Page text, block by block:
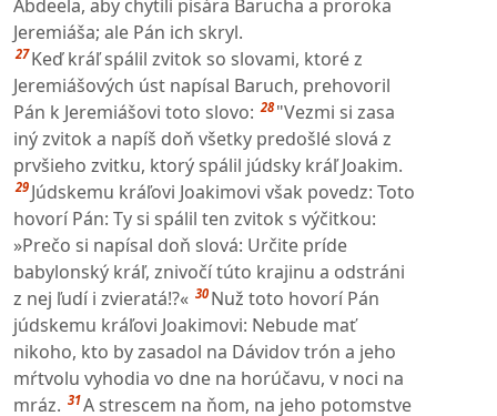
Abdeela, aby chytili pisára Barucha a proroka
Jeremiáša; ale Pán ich skryl.
27 Keď kráľ spálil zvitok so slovami, ktoré z
Jeremiášových úst napísal Baruch, prehovoril
Pán k Jeremiášovi toto slovo: 28 "Vezmi si zasa
iný zvitok a napíš doň všetky predošlé slová z
prvšieho zvitku, ktorý spálil júdsky kráľ Joakim.
29 Júdskemu kráľovi Joakimovi však povedz: Toto
hovorí Pán: Ty si spálil ten zvitok s výčitkou:
»Prečo si napísal doň slová: Určite príde
babylonský kráľ, znivočí túto krajinu a odstráni
z nej ľudí i zvieratá!?« 30 Nuž toto hovorí Pán
júdskemu kráľovi Joakimovi: Nebude mať
nikoho, kto by zasadol na Dávidov trón a jeho
mŕtvolu vyhodia vo dne na horúčavu, v noci na
mráz. 31A strescem na ňom, na jeho potomstve